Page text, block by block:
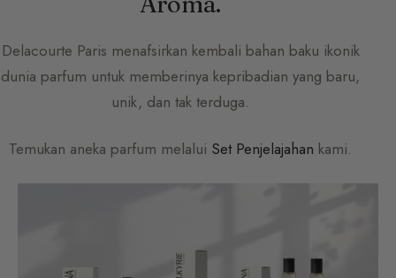
Delacourte Paris menafsirkan kembali bahan baku ikonik
dunia parfum untuk memberinya kepribadian yang baru,
unik, dan tak terduga.
Temukan aneka parfum melalui Set Penjelajahan kami.